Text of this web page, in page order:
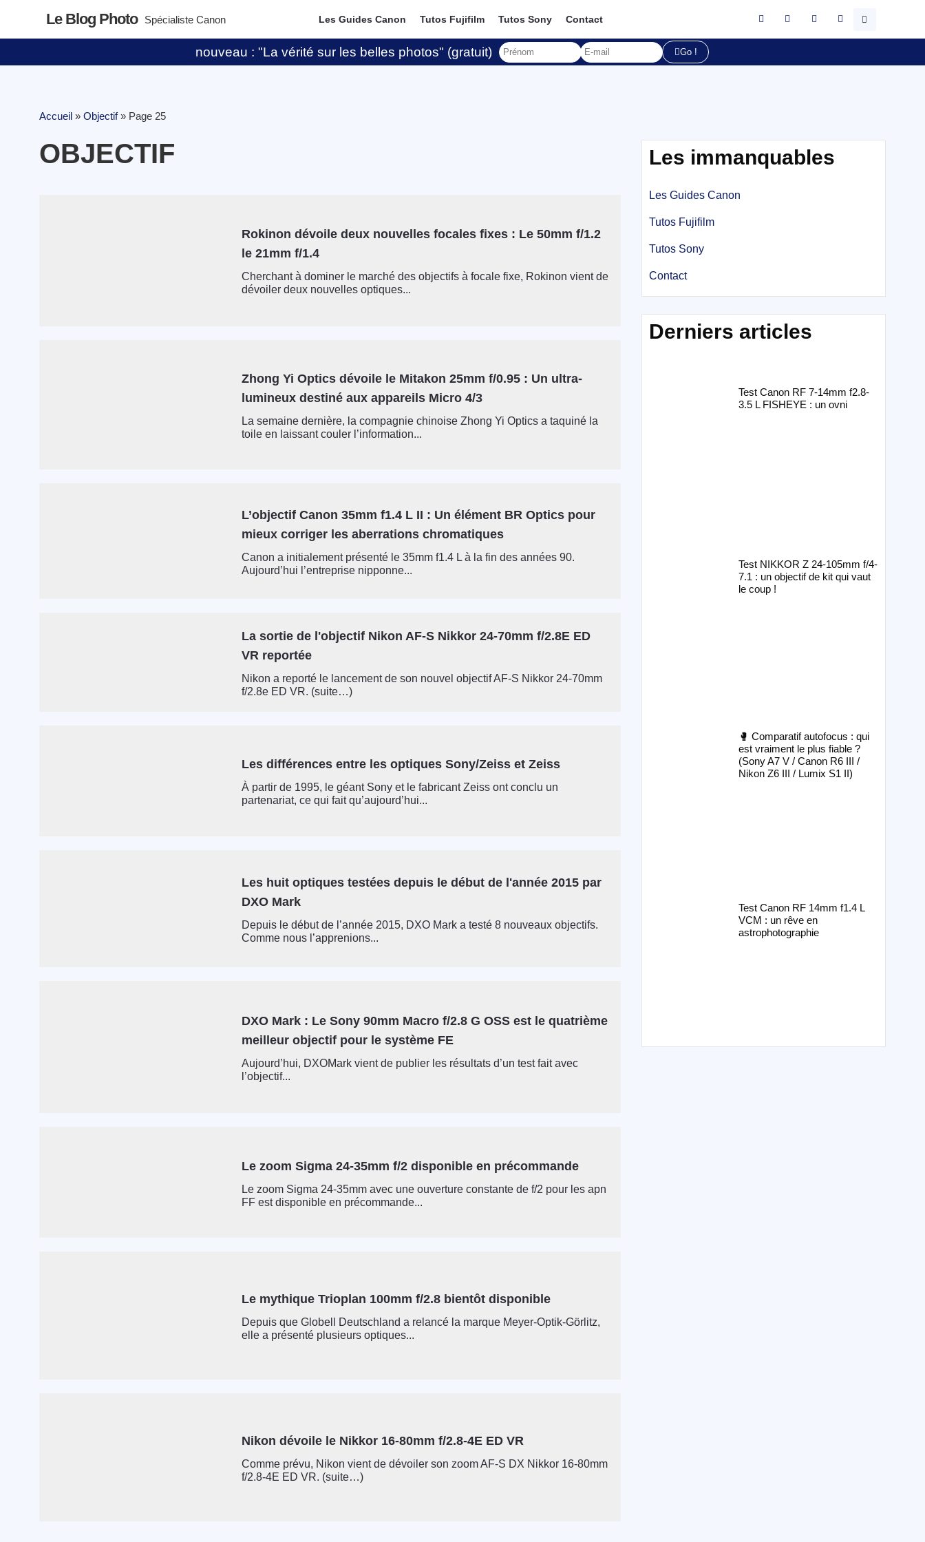
Le Blog Photo Spécialiste Canon Les Guides Canon Tutos Fujifilm Tutos Sony Contact
nouveau : "La vérité sur les belles photos" (gratuit) Go !
Accueil » Objectif» Page 25
OBJECTIF
Rokinon dévoile deux nouvelles focales fixes : Le 50mm f/1.2
le 21mm f/1.4
Cherchant à dominer le marché des objectifs à focale fixe, Rokinon vient de
dévoiler deux nouvelles optiques...
Zhong Yi Optics dévoile le Mitakon 25mm f/0.95 : Un ultra-
lumineux destiné aux appareils Micro 4/3
La semaine dernière, la compagnie chinoise Zhong Yi Optics a taquiné la
toile en laissant couler l’information...
L’objectif Canon 35mm f1.4 L II : Un élément BR Optics pour
mieux corriger les aberrations chromatiques
Canon a initialement présenté le 35mm f1.4 L à la fin des années 90.
Aujourd’hui l’entreprise nipponne...
La sortie de l'objectif Nikon AF-S Nikkor 24-70mm f/2.8E ED
VR reportée
Nikon a reporté le lancement de son nouvel objectif AF-S Nikkor 24-70mm
f/2.8e ED VR. (suite…)
Les différences entre les optiques Sony/Zeiss et Zeiss
À partir de 1995, le géant Sony et le fabricant Zeiss ont conclu un
partenariat, ce qui fait qu’aujourd’hui...
Les huit optiques testées depuis le début de l'année 2015 par
DXO Mark
Depuis le début de l’année 2015, DXO Mark a testé 8 nouveaux objectifs.
Comme nous l’apprenions...
DXO Mark : Le Sony 90mm Macro f/2.8 G OSS est le quatrième
meilleur objectif pour le système FE
Aujourd’hui, DXOMark vient de publier les résultats d’un test fait avec
l’objectif...
Le zoom Sigma 24-35mm f/2 disponible en précommande
Le zoom Sigma 24-35mm avec une ouverture constante de f/2 pour les apn
FF est disponible en précommande...
Le mythique Trioplan 100mm f/2.8 bientôt disponible
Depuis que Globell Deutschland a relancé la marque Meyer-Optik-Görlitz,
elle a présenté plusieurs optiques...
Nikon dévoile le Nikkor 16-80mm f/2.8-4E ED VR
Comme prévu, Nikon vient de dévoiler son zoom AF-S DX Nikkor 16-80mm
f/2.8-4E ED VR. (suite…)
Les immanquables
Les Guides Canon
Tutos Fujifilm
Tutos Sony
Contact
Derniers articles
Test Canon RF 7-14mm f2.8-
3.5 L FISHEYE : un ovni
Test NIKKOR Z 24-105mm f/4-
7.1 : un objectif de kit qui vaut
le coup !
🥊 Comparatif autofocus : qui
est vraiment le plus fiable ?
(Sony A7 V / Canon R6 III /
Nikon Z6 III / Lumix S1 II)
Test Canon RF 14mm f1.4 L
VCM : un rêve en
astrophotographie